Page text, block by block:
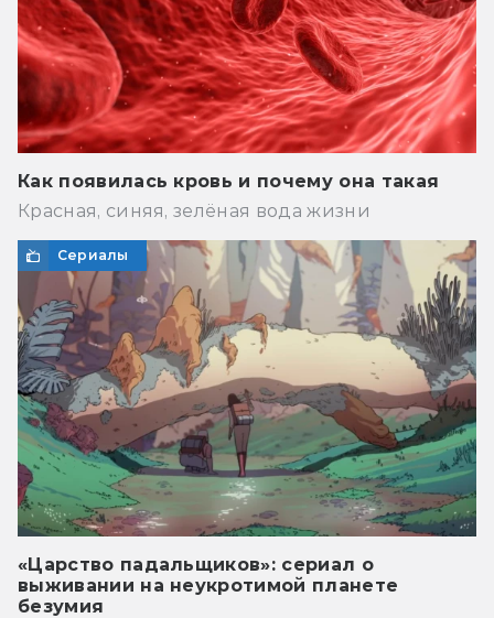
Как появилась кровь и почему она такая
Красная, синяя, зелёная вода жизни
Сериалы
«Царство падальщиков»: сериал о
выживании на неукротимой планете
безумия